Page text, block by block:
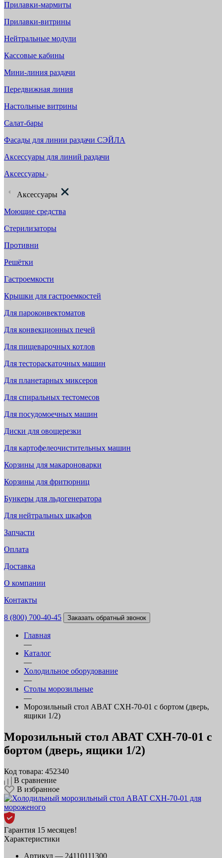
Прилавки-мармиты
Прилавки-витрины
Нейтральные модули
Кассовые кабины
Мини-линия раздачи
Передвижная линия
Настольные витрины
Салат-бары
Фасады для линии раздачи СЭЙЛА
Аксессуары для линий раздачи
Аксессуары
Аксессуары
Моющие средства
Стерилизаторы
Противни
Решётки
Гастроемкости
Крышки для гастроемкостей
Для пароконвектоматов
Для конвекционных печей
Для пищеварочных котлов
Для тестораскаточных машин
Для планетарных миксеров
Для спиральных тестомесов
Для посудомоечных машин
Диски для овощерезки
Для картофелеочистительных машин
Корзины для макароноварки
Корзины для фритюрниц
Бункеры для льдогенератора
Для нейтральных шкафов
Запчасти
Оплата
Доставка
О компании
Контакты
8 (800) 700-40-45 Заказать обратный звонок
Главная
—
Каталог
—
Холодильное оборудование
—
Столы морозильные
—
Морозильный стол ABAT СХН-70-01 с бортом (дверь,
ящики 1/2)
Морозильный стол ABAT СХН-70-01 с
бортом (дверь, ящики 1/2)
Код товара: 452340
В сравнение
В избранное
Гарантия 15 месяцев!
Характеристики
Артикул — 24110111300